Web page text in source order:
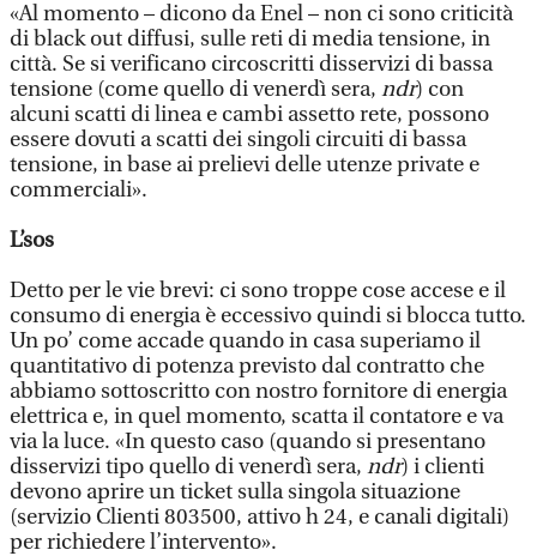
«Al momento – dicono da Enel – non ci sono criticità
di black out diffusi, sulle reti di media tensione, in
città. Se si verificano circoscritti disservizi di bassa
tensione (come quello di venerdì sera, ndr) con
alcuni scatti di linea e cambi assetto rete, possono
essere dovuti a scatti dei singoli circuiti di bassa
tensione, in base ai prelievi delle utenze private e
commerciali».
L’sos
Detto per le vie brevi: ci sono troppe cose accese e il
consumo di energia è eccessivo quindi si blocca tutto.
Un po’ come accade quando in casa superiamo il
quantitativo di potenza previsto dal contratto che
abbiamo sottoscritto con nostro fornitore di energia
elettrica e, in quel momento, scatta il contatore e va
via la luce. «In questo caso (quando si presentano
disservizi tipo quello di venerdì sera, ndr) i clienti
devono aprire un ticket sulla singola situazione
(servizio Clienti 803500, attivo h 24, e canali digitali)
per richiedere l’intervento».